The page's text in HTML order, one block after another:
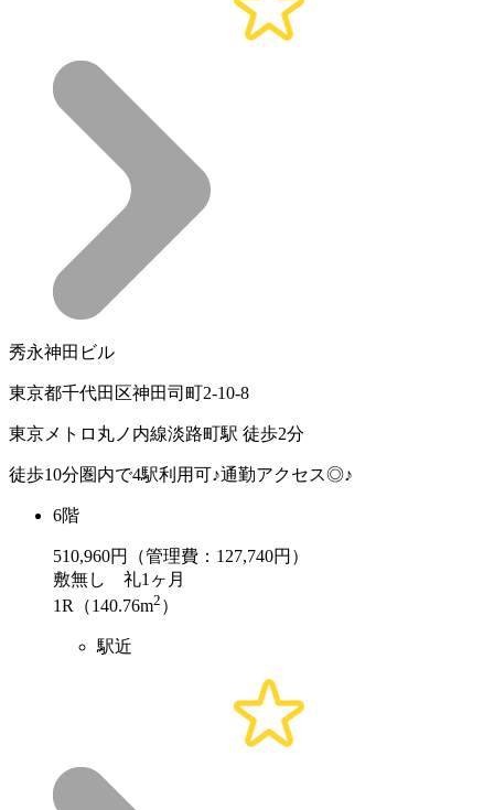
秀永神田ビル
東京都千代田区神田司町2-10-8
東京メトロ丸ノ内線淡路町駅 徒歩2分
徒歩10分圏内で4駅利用可♪通勤アクセス◎♪
6階
510,960円（管理費：127,740円）
敷無し 礼1ヶ月
1R（140.76m2 ）
駅近